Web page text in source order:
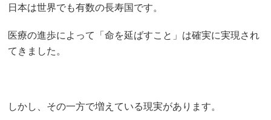
日本は世界でも有数の長寿国です。
医療の進歩によって「命を延ばすこと」は確実に実現され
てきました。
しかし、その一方で増えている現実があります。